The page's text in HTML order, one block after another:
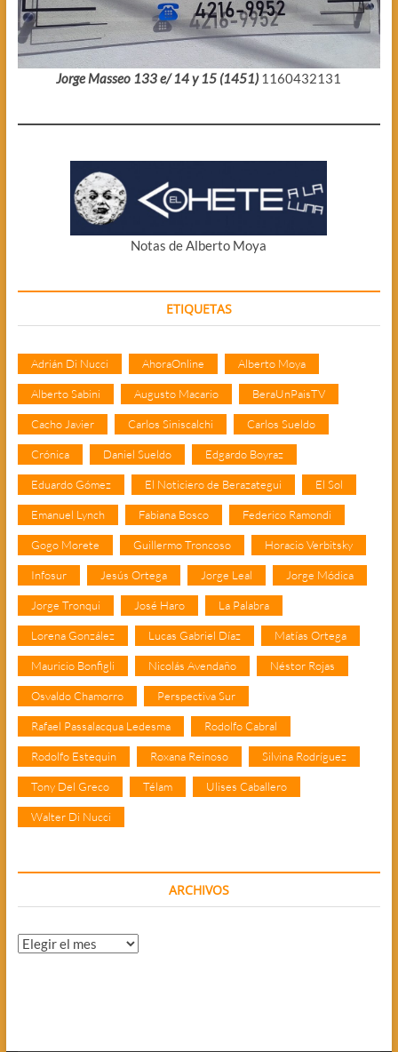
Jorge Masseo 133 e/ 14 y 15 (1451) 1160432131
Notas de Alberto Moya
ETIQUETAS
Adrián Di Nucci AhoraOnline Alberto Moya
Alberto Sabini Augusto Macario BeraUnPaisTV
Cacho Javier Carlos Siniscalchi Carlos Sueldo
Crónica Daniel Sueldo Edgardo Boyraz
Eduardo Gómez El Noticiero de Berazategui El Sol
Emanuel Lynch Fabiana Bosco Federico Ramondi
Gogo Morete Guillermo Troncoso Horacio Verbitsky
Infosur Jesús Ortega Jorge Leal Jorge Módica
Jorge Tronqui José Haro La Palabra
Lorena González Lucas Gabriel Díaz Matías Ortega
Mauricio Bonfigli Nicolás Avendaño Néstor Rojas
Osvaldo Chamorro Perspectiva Sur
Rafael Passalacqua Ledesma Rodolfo Cabral
Rodolfo Estequin Roxana Reinoso Silvina Rodríguez
Tony Del Greco Télam Ulises Caballero
Walter Di Nucci
ARCHIVOS
Archivos